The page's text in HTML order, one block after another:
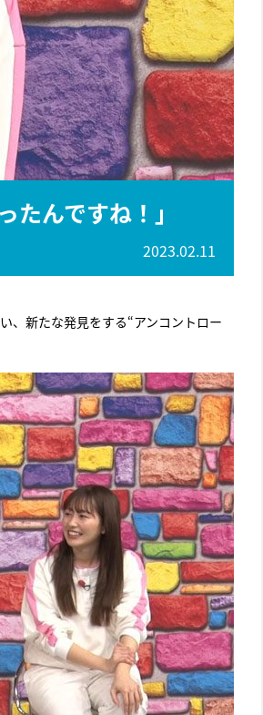
んですね！」
2023.02.11
、新たな発見をする“アンコントロー
E齋藤樹愛羅＆佐々木舞香SPインタ
ビュー